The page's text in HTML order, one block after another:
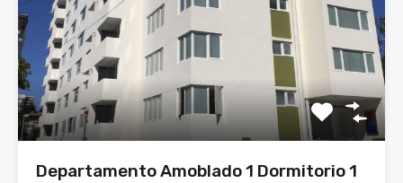
Departamento Amoblado 1 Dormitorio 1